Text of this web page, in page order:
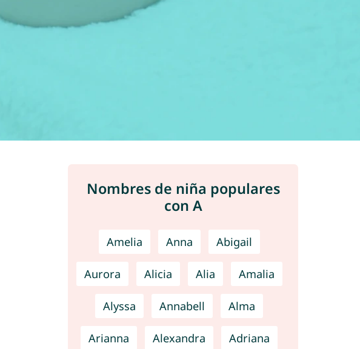
Nombres de niña populares
con A
Amelia Anna Abigail
Aurora Alicia Alia Amalia
Alyssa Annabell Alma
Arianna Alexandra Adriana